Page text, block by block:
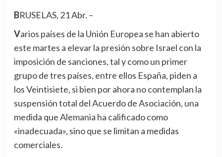
BRUSELAS, 21 Abr. –
Varios países de la Unión Europea se han abierto
este martes a elevar la presión sobre Israel con la
imposición de sanciones, tal y como un primer
grupo de tres países, entre ellos España, piden a
los Veintisiete, si bien por ahora no contemplan la
suspensión total del Acuerdo de Asociación, una
medida que Alemania ha calificado como
«inadecuada», sino que se limitan a medidas
comerciales.